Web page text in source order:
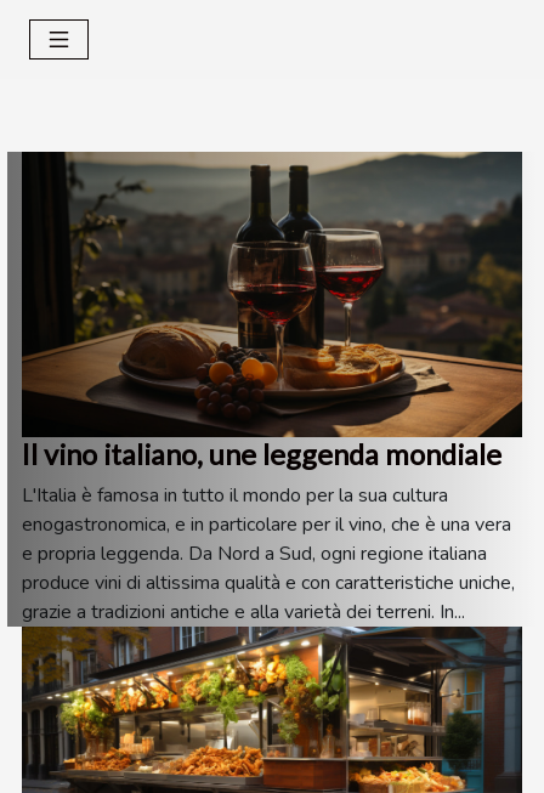
Il vino italiano, une leggenda mondiale
L'Italia è famosa in tutto il mondo per la sua cultura
enogastronomica, e in particolare per il vino, che è una vera
e propria leggenda. Da Nord a Sud, ogni regione italiana
produce vini di altissima qualità e con caratteristiche uniche,
grazie a tradizioni antiche e alla varietà dei terreni. In...